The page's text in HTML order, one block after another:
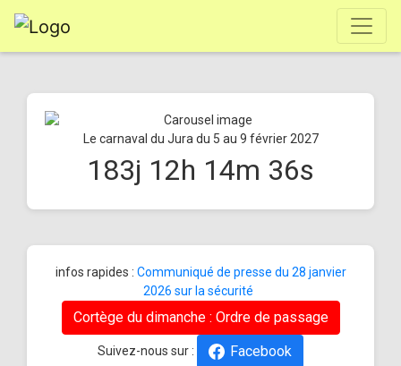
Le carnaval du Jura du 5 au 9 février 2027
183j 12h 14m 36s
infos rapides : Communiqué de presse du 28 janvier
2026 sur la sécurité
Cortège du dimanche : Ordre de passage
Suivez-nous sur :
Facebook